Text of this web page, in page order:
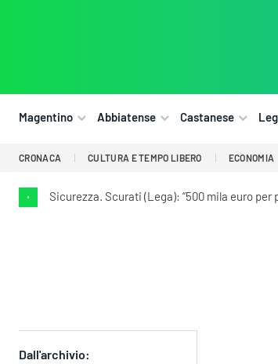
Magentino Abbiatense Castanese
CRONACA CULTURA E TEMPO LIBERO ECONOMIA
• Sicurezza. Scurati (Lega): “500 mila euro
Dall'archivio: